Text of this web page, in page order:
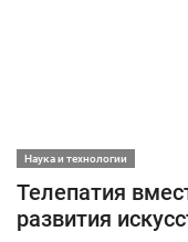
Наука и технологии
Телепатия
развития